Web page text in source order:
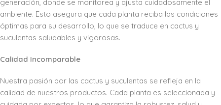
generación, donde se monitorea y ajusta cuidadosamente el
ambiente. Esto asegura que cada planta reciba las condiciones
óptimas para su desarrollo, lo que se traduce en cactus y
suculentas saludables y vigorosas.
Calidad Incomparable
Nuestra pasión por las cactus y suculentas se refleja en la
calidad de nuestros productos. Cada planta es seleccionada y